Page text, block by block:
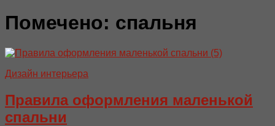
Помечено: спальня
Дизайн интерьера
Правила оформления маленькой
спальни